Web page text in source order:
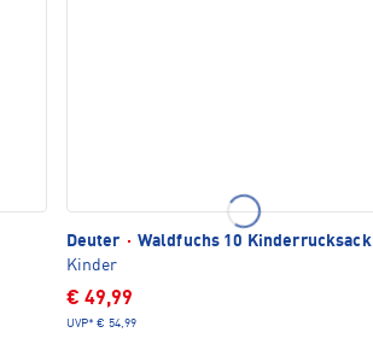
Deuter · Waldfuchs 10 Kinderrucksack
Kinder
€ 49,99
UVP* € 54,99